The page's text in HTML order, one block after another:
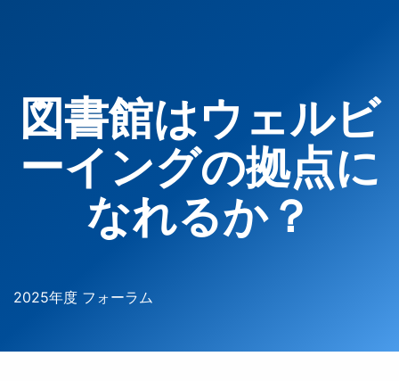
図書館はウェルビ
ーイングの拠点に
なれるか？
2025年度 フォーラム